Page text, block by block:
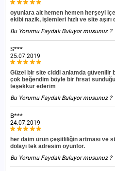
oyunlara ait hemen hemen herşeyi
ekibi nazik, işlemleri hızlı ve site
Bu Yorumu Faydalı Buluyor musunuz ?
S***
25.07.2019
Güzel bir site ciddi anlamda güvenilir
çok beğendim böyle bir fırsat
teşekkür ederim
Bu Yorumu Faydalı Buluyor musunuz ?
B***
24.07.2019
her daim ürün çeşitliliğin artması ve
dolayı tek adresim oyunfor.
Bu Yorumu Faydalı Buluyor musunuz ?